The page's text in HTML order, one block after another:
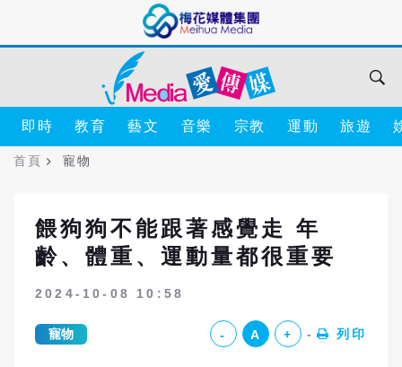
即時 教育 藝文 音樂 宗教 運動 旅遊
首頁 寵物
餵狗狗不能跟著感覺走 年
齡、體重、運動量都很重要
2024-10-08 10:58
寵物 - A + 列印